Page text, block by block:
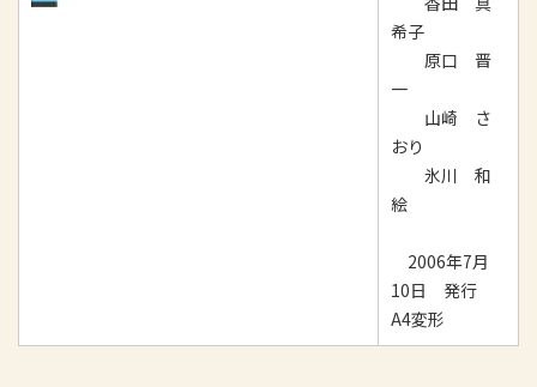
希子
原口 晋
一
山崎 さ
おり
氷川 和
絵
2006年7月
10日 発行
A4変形